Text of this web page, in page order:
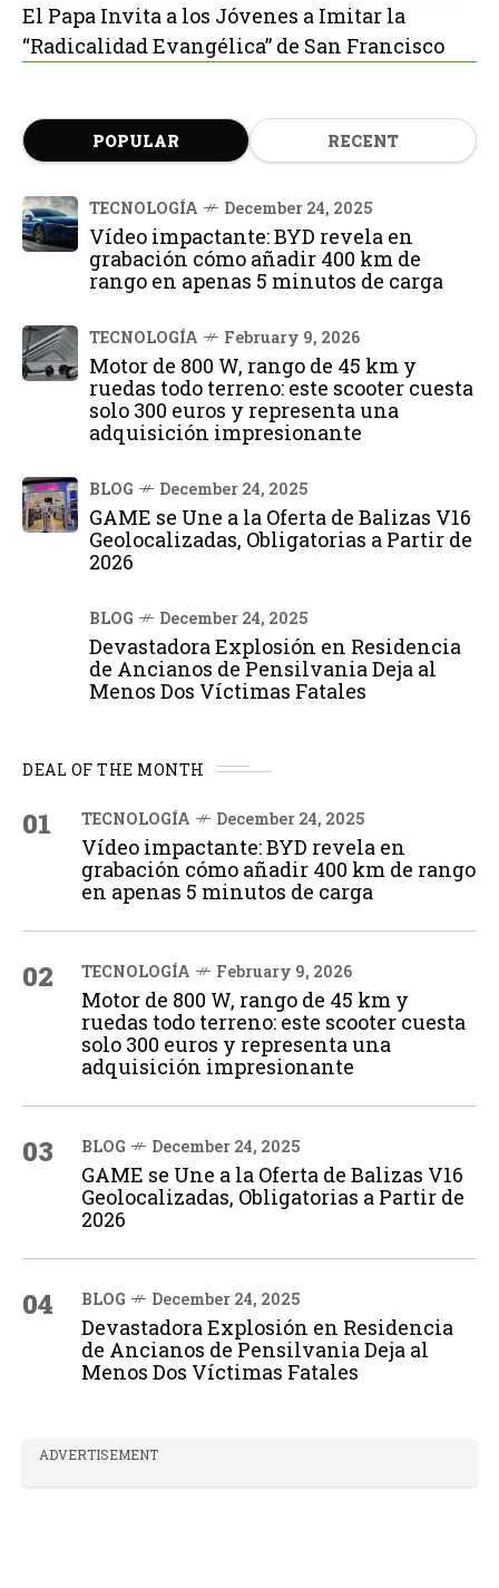
El Papa Invita a los Jóvenes a Imitar la
“Radicalidad Evangélica” de San Francisco
POPULAR RECENT
TECNOLOGÍA December 24, 2025
Vídeo impactante: BYD revela en
grabación cómo añadir 400 km de
rango en apenas 5 minutos de carga
TECNOLOGÍA February 9, 2026
Motor de 800 W, rango de 45 km y
ruedas todo terreno: este scooter cuesta
solo 300 euros y representa una
adquisición impresionante
BLOG December 24, 2025
GAME se Une a la Oferta de Balizas V16
Geolocalizadas, Obligatorias a Partir de
2026
BLOG December 24, 2025
Devastadora Explosión en Residencia
de Ancianos de Pensilvania Deja al
Menos Dos Víctimas Fatales
DEAL OF THE MONTH
01 TECNOLOGÍA December 24, 2025
Vídeo impactante: BYD revela en
grabación cómo añadir 400 km de rango
en apenas 5 minutos de carga
02 TECNOLOGÍA February 9, 2026
Motor de 800 W, rango de 45 km y
ruedas todo terreno: este scooter cuesta
solo 300 euros y representa una
adquisición impresionante
03 BLOG December 24, 2025
GAME se Une a la Oferta de Balizas V16
Geolocalizadas, Obligatorias a Partir de
2026
04 BLOG December 24, 2025
Devastadora Explosión en Residencia
de Ancianos de Pensilvania Deja al
Menos Dos Víctimas Fatales
ADVERTISEMENT